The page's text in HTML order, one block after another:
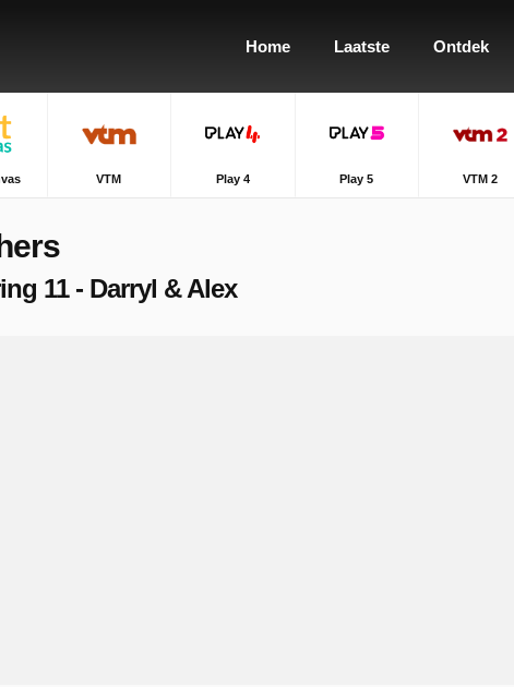
Home Laatste Ontdek
VTM Play 4 Play 5 VTM 2
11 - Darryl & Alex